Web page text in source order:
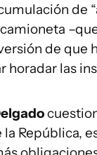
de
de que
horadar las
República,